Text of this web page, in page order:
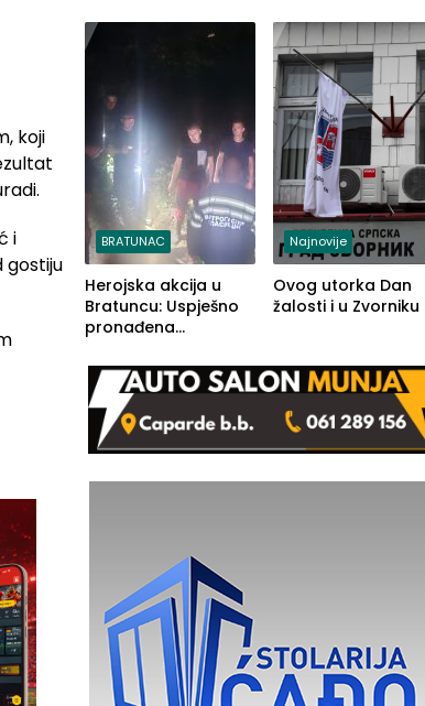
koji
i
gostiju
FBiH: Ustrajni da je
stečaj jedino rješenje
lakšim povredama
BRATUNAC
Herojska akcija u
Bratuncu: Uspješno
pronađena
a Ivanka Lazić,
rodom iz Kravice.
Najnovije
Ovog utorka Dan
žalosti i u Zvorniku